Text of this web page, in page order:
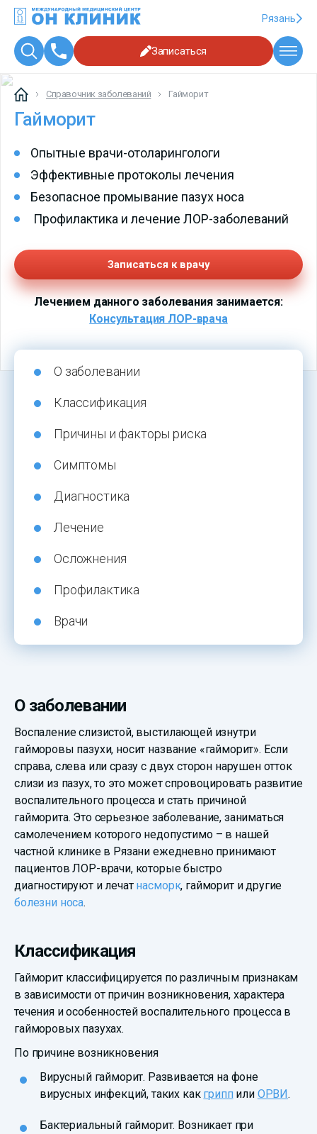
Рязань
Записаться
Справочник заболеваний Гайморит
Гайморит
Опытные врачи-отоларингологи
Эффективные протоколы лечения
Безопасное промывание пазух носа
Профилактика и лечение ЛОР-заболеваний
Записаться к врачу
Лечением данного заболевания занимается:
Консультация ЛОР-врача
О заболевании
Классификация
Причины и факторы риска
Симптомы
Диагностика
Лечение
Осложнения
Профилактика
Врачи
О заболевании
Воспаление слизистой, выстилающей изнутри
гайморовы пазухи, носит название «гайморит». Если
справа, слева или сразу с двух сторон нарушен отток
слизи из пазух, то это может спровоцировать развитие
воспалительного процесса и стать причиной
гайморита. Это серьезное заболевание, заниматься
самолечением которого недопустимо – в нашей
частной клинике в Рязани ежедневно принимают
пациентов ЛОР-врачи, которые быстро
диагностируют и лечат насморк, гайморит и другие
болезни носа.
Классификация
Гайморит классифицируется по различным признакам
в зависимости от причин возникновения, характера
течения и особенностей воспалительного процесса в
гайморовых пазухах.
По причине возникновения
Вирусный гайморит. Развивается на фоне
вирусных инфекций, таких как грипп или ОРВИ.
Бактериальный гайморит. Возникает при